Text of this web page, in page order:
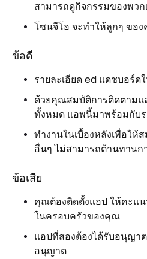
สามารถดูกิจกรรมของพวก
โซนจีโอ จะทำให้ลูกๆ ขอ
ข้อดี
รายละเอียด ed แดชบอร์
ด้วยคุณสมบัติการติดตามแ
ทั้งหมด แอพนี้มาพร้อมกับ
ทำงานในเบื้องหลังเพื่อใ
อื่นๆ ไม่สามารถต้านทานก
ข้อเสีย
คุณต้องติดตั้งแอป ให้คะแ
ในครอบครัวของคุณ
แอปที่สองต้องได้รับอนุญ
อนุญาต